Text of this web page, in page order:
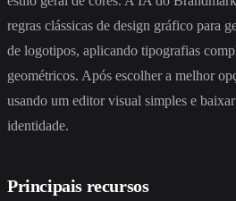
regras clássicas de design gráfico para
de logotipos, aplicando tipografias
geométricos. Após escolher a melhor
usando um editor visual simples e
identidade.
Principais recursos